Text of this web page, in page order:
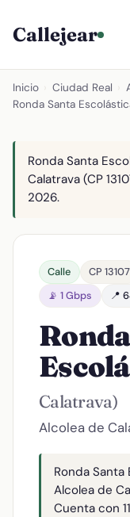
Callejear
Inicio Ciudad Real
Ronda Santa
Ronda Santa
Calatrava (CP
2026.
Calle CP 13107
📡 1 Gbps
📍
Calatrava)
Alcolea de
Ronda
Alcolea de
Cuenta con